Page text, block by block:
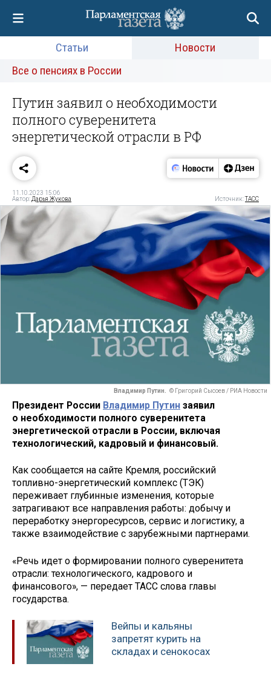
Статьи
Новости
Все о пенсиях в России
Путин заявил о необходимости
полного суверенитета
энергетической отрасли в РФ
11.10.2023 15:06
Автор: Дарья Жукова Источник:ТАСС
Владимир Путин. © Григорий Сысоев / РИА Новости
Президент России Владимир Путин заявил
о необходимости полного суверенитета
энергетической отрасли в России, включая
технологический, кадровый и финансовый.
Как сообщается на сайте Кремля, российский
топливно-энергетический комплекс (ТЭК)
переживает глубинные изменения, которые
затрагивают все направления работы: добычу и
переработку энергоресурсов, сервис и логистику, а
также взаимодействие с зарубежными партнерами.
«Речь идет о формировании полного суверенитета
отрасли: технологического, кадрового и
финансового», — передает ТАСС слова главы
государства.
Вейпы и кальяны
запретят курить на
складах и сенокосах